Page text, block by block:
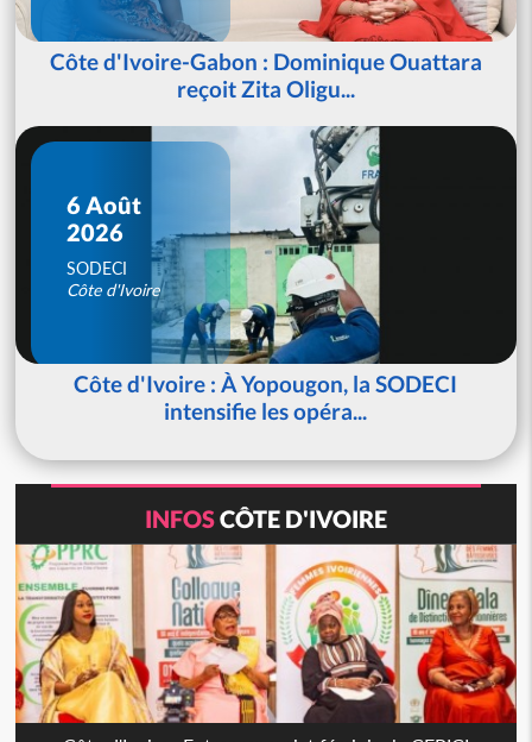
Côte d'Ivoire-Gabon : Dominique Ouattara
reçoit Zita Oligu...
6 Août
2026
SODECI
Côte d'Ivoire
Côte d'Ivoire : À Yopougon, la SODECI
intensifie les opéra...
INFOSCÔTE D'IVOIRE